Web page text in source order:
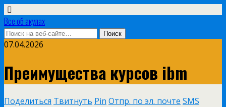
Все об акулах
07.04.2026
Преимущества курсов ibm
Поделиться Твитнуть Pin Отпр. по эл. почте SMS